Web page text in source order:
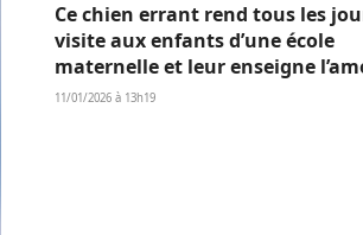
Ce chien errant rend tous les
visite aux enfants d’une école
maternelle et leur enseigne
et l’empathie (vidéo)
11/01/2026 à 13h19